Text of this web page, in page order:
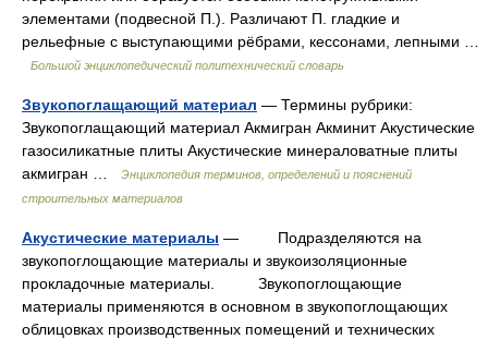
элементами (подвесной П.). Различают П. гладкие и
рельефные с выступающими рёбрами, кессонами, лепными …
Большой энциклопедический политехнический словарь
Звукопоглащающий материал — Термины рубрики:
Звукопоглащающий материал Акмигран Акминит Акустические
газосиликатные плиты Акустические минераловатные плиты
акмигран …
Энциклопедия терминов, определений и пояснений
строительных материалов
Акустические материалы — Подразделяются на
звукопоглощающие материалы и звукоизоляционные
прокладочные материалы. Звукопоглощающие
материалы применяются в основном в звукопоглощающих
облицовках производственных помещений и технических